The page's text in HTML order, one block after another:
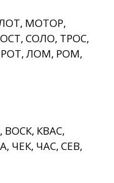
МОТОР,
СОЛО, ТРОС,
ЛОМ, РОМ,
ВОСК, КВАС,
ЧЕК, ЧАС, СЕВ,